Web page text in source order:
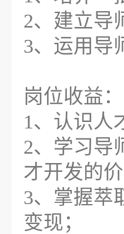
2、建立导
3、运用导
岗位收益：
1、认识人
2、学习导
才开发的价
3、掌握萃
变现；